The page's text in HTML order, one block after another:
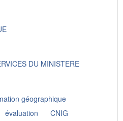
DU MINISTERE
géographique
évaluation CNIG